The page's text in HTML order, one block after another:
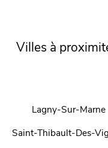
Villes à
Lagny-Sur-Marne
Saint-Thibault-Des-